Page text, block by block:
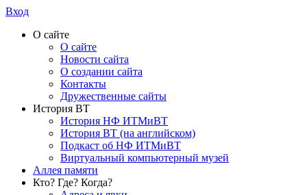
Вход
О сайте
О сайте
Новости сайта
О создании сайта
Контакты
Дружественные сайты
История ВТ
История НФ ИТМиВТ
История ВТ (на английском)
Подкаст об НФ ИТМиВТ
Виртуальный компьютерный музей
Аллея памяти
Кто? Где? Когда?